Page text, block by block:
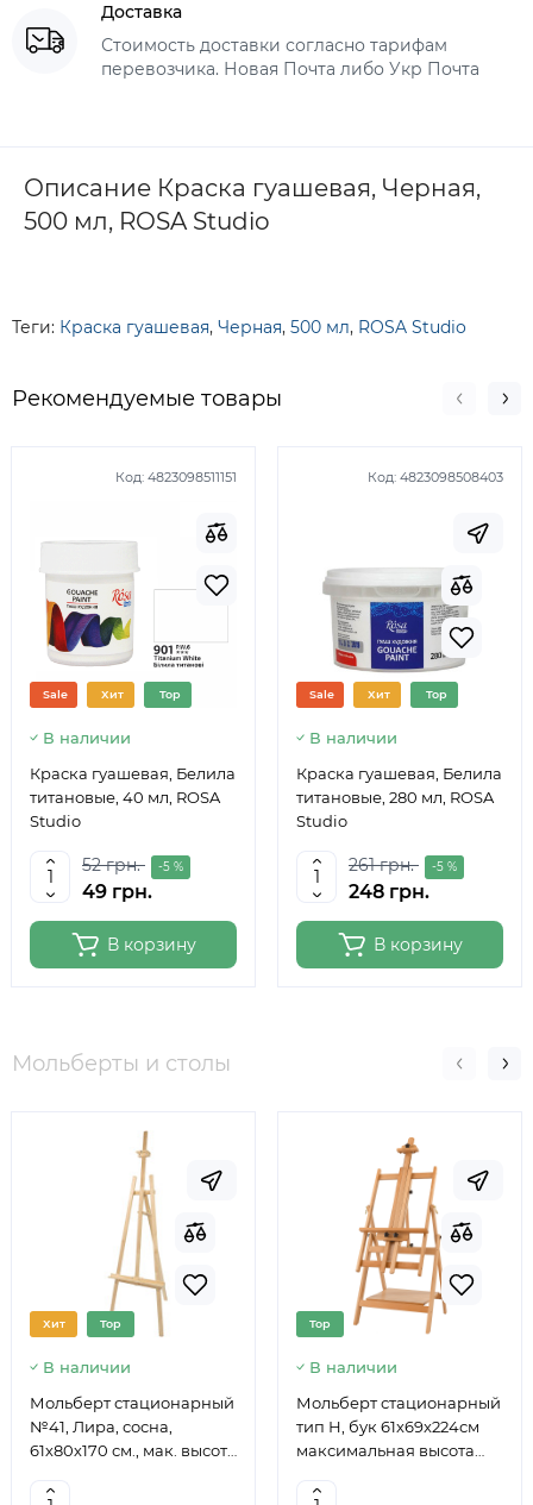
Доставка
Стоимость доставки согласно тарифам
перевозчика. Новая Почта либо Укр Почта
Описание Краска гуашевая, Черная,
500 мл, ROSA Studio
Теги: Краска гуашевая, Черная, 500 мл, ROSA Studio
Рекомендуемые товары
Код: 4823098511151
Sale Хит Top
В наличии
Краска гуашевая, Белила
титановые, 40 мл, ROSA
Studio
52 грн. -5 %
49 грн.
В корзину
Код: 4823098508403
Sale Хит Top
В наличии
Краска гуашевая, Белила
титановые, 280 мл, ROSA
Studio
261 грн. -5 %
248 грн.
В корзину
Мольберты и столы
Хит Top
В наличии
Мольберт стационарный
№41, Лира, сосна,
61х80х170 см., мак. высота
Studio
Top
В наличии
Мольберт стационарный
тип Н, бук 61x69x224см
максимальная высота
6059